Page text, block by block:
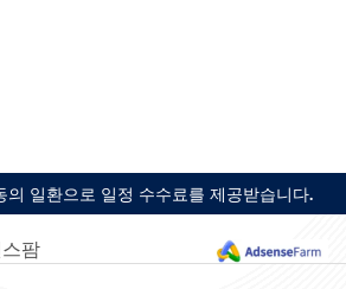
일환으로 일정 수수료를 제공받습니다.
팜